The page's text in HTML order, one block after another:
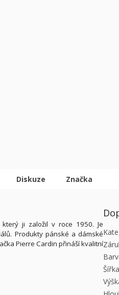
Diskuze Značka
ji založil v roce 1950. Je
Produkty pánské a dámské
Pierre Cardin přináší kvalitní
Šířka